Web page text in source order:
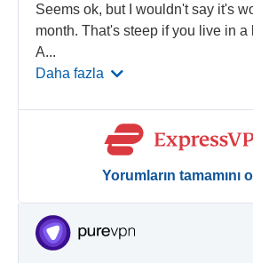
Seems ok, but I wouldn't say it's
month. That's steep if you live in
A...
Daha fazla
Yorumların tamamını